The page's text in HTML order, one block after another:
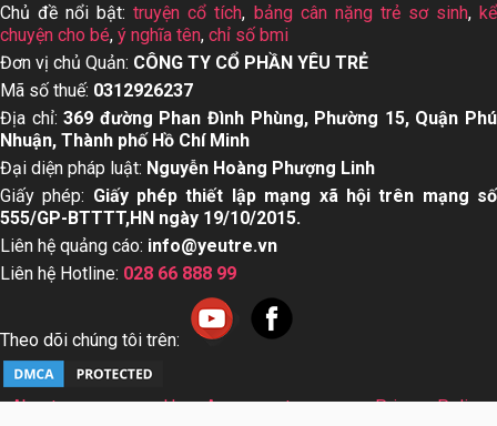
Chủ đề nổi bật:truyện cổ tích, bảng cân nặng trẻ sơ sinh,kể
chuyện cho bé, ý nghĩa tên, chỉ số bmi
Đơn vị chủ Quản: CÔNG TY CỔ PHẦN YÊU TRẺ
Mã số thuế: 0312926237
Địa chỉ:369 đường Phan Đình Phùng, Phường 15, Quận Phú
Nhuận, Thành phố Hồ Chí Minh
Đại diện pháp luật: Nguyễn Hoàng Phượng Linh
Giấy phép: Giấy phép thiết lập mạng xã hội trên mạng số
555/GP-BTTTT,HN ngày 19/10/2015.
Liên hệ quảng cáo: info@yeutre.vn
Liên hệ Hotline: 028 66 888 99
Theo dõi chúng tôi trên:
About us User Agreement
Privacy Policy